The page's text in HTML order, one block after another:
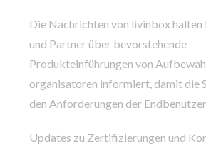
Die Nachrichten von livinbox halten
und Partner über bevorstehende
Produkteinführungen von
organisatoren informiert, damit die
den Anforderungen der
Updates zu Zertifizierungen und